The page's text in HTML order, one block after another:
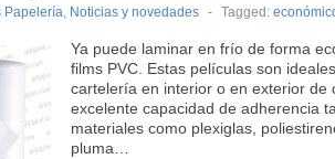
Papelería, Noticias y novedades - Tagged:
Ya puede laminar en frío de forma
films PVC. Estas películas son
cartelería en interior o en exterior de
excelente capacidad de adherencia
materiales como plexiglas,
pluma…